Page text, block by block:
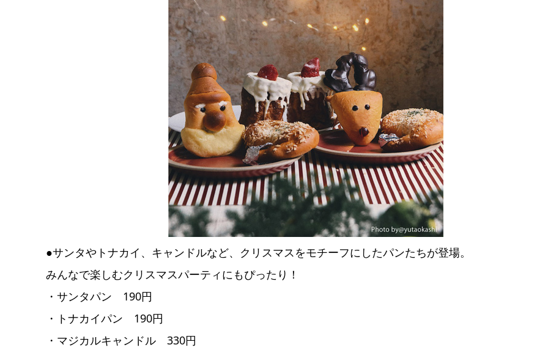
●サンタやトナカイ、キャンドルなど、クリスマスをモチーフにしたパンたちが登場。
みんなで楽しむクリスマスパーティにもぴったり！
・サンタパン 190円
・トナカイパン 190円
・マジカルキャンドル 330円